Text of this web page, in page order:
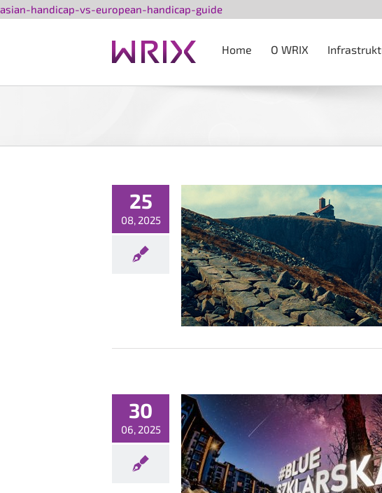
asian-handicap-vs-european-handicap-guidePrzejdź
zawartości
Home O WRIX
25
08, 2025
wolne miejsca na OKTEL!
30
06, 2025
powraca w nowym stylu!